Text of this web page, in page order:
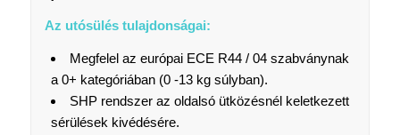
Az utósülés tulajdonságai:
Megfelel az európai ECE R44 / 04 szabványnak
a 0+ kategóriában (0 -13 kg súlyban).
SHP rendszer az oldalsó ütközésnél keletkezett
sérülések kivédésére.